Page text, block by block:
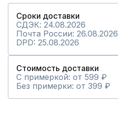
Сроки доставки
СДЭК: 24.08.2026
Почта России: 26.08.2026
DPD: 25.08.2026
Стоимость доставки
С примеркой: от 599 ₽
Без примерки: от 399 ₽